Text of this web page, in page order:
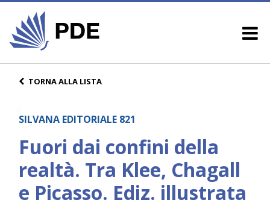
TORNA ALLA LISTA
SILVANA EDITORIALE 821
Fuori dai confini della
realtà. Tra Klee, Chagall
e Picasso. Ediz. illustrata